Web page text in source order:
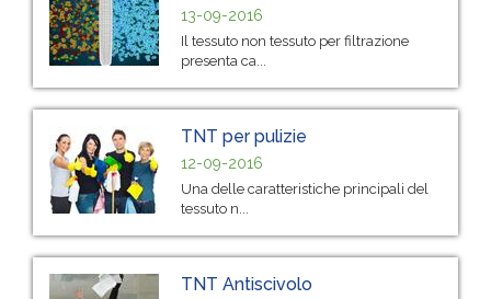
13-09-2016
Il tessuto non tessuto per filtrazione
presenta ca...
TNT per pulizie
12-09-2016
Una delle caratteristiche principali del
tessuto n...
TNT Antiscivolo